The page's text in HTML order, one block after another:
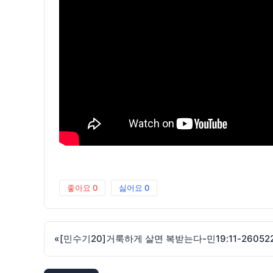
좋아요 0 싫어요 0
«[민수기20]거룩하게 살면 복받는다-민19:11-